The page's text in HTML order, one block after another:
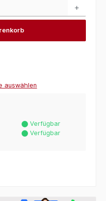
auswählen
Verfügbar
Verfügbar